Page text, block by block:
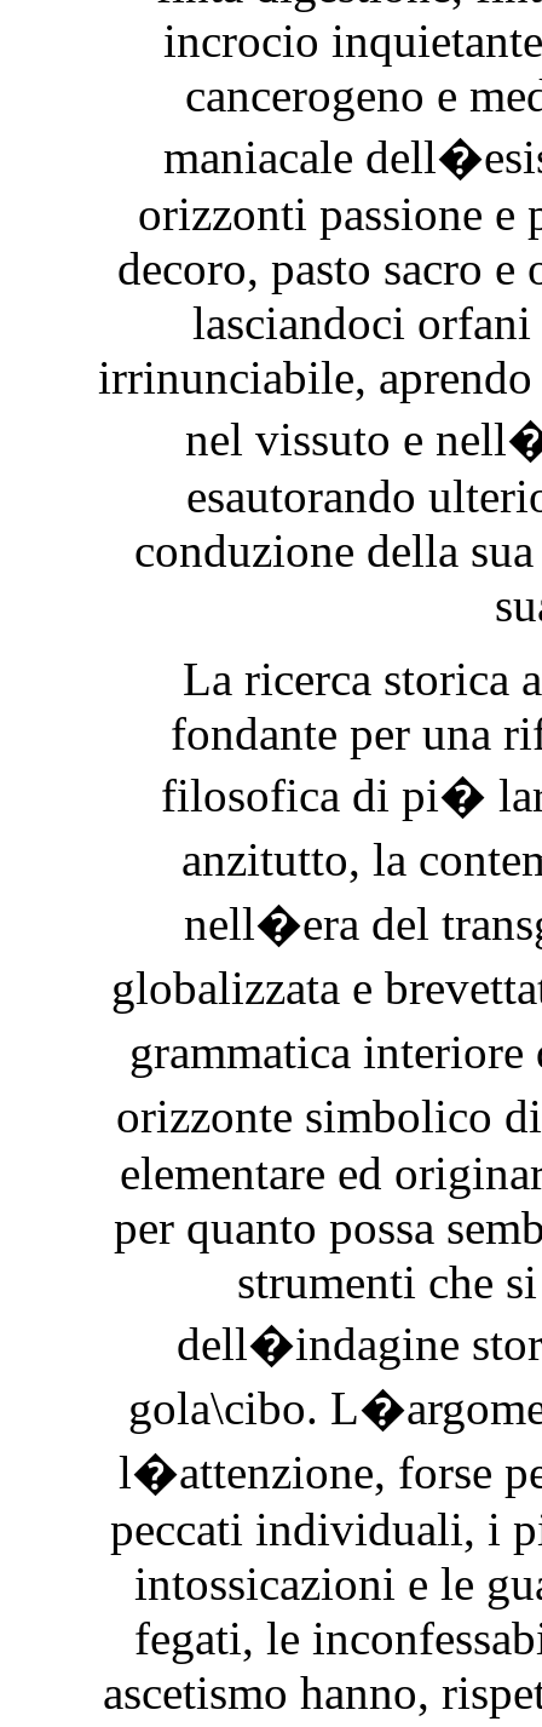
incrocio
cancerogeno e
maniacale
orizzonti passione e
decoro, pasto sacro
lasciandoci
irrinunciabile,
nel vissuto e
esautorando
conduzione della
La ricerca storica
fondante per una
filosofica di pi�
anzitutto, la
nell�era del
globalizzata e
grammatica
orizzonte simbolico
elementare ed
per quanto possa
strumenti che
dell�indagine
gola\cibo.
l�attenzione, forse
peccati individuali, i
intossicazioni e le
fegati, le
ascetismo hanno,